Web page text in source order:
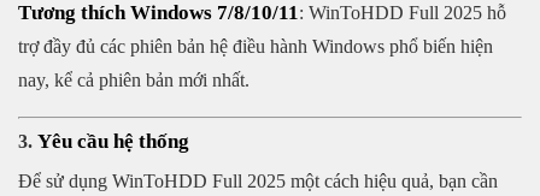
Tương thích Windows 7/8/10/11: WinToHDD Full 2025 hỗ
trợ đầy đủ các phiên bản hệ điều hành Windows phổ biến hiện
nay, kể cả phiên bản mới nhất.
3. Yêu cầu hệ thống
Để sử dụng WinToHDD Full 2025 một cách hiệu quả, bạn cần